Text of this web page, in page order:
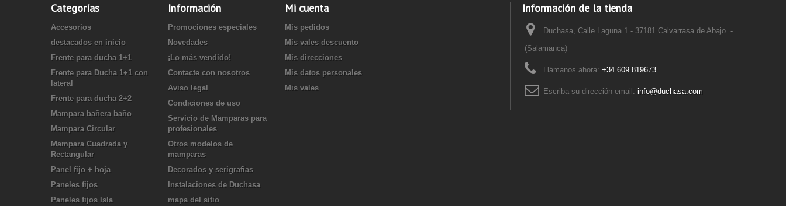
Categorías
Accesorios
destacados en inicio
Frente para ducha 1+1
Frente para Ducha 1+1 con
lateral
Frente para ducha 2+2
Mampara bañera baño
Mampara Circular
Mampara Cuadrada y
Rectangular
Panel fijo + hoja
Paneles fijos
Paneles fijos Isla
Información
Promociones especiales
Novedades
¡Lo más vendido!
Contacte con nosotros
Aviso legal
Condiciones de uso
Servicio de Mamparas para
profesionales
Otros modelos de
mamparas
Decorados y serigrafías
Instalaciones de Duchasa
mapa del sitio
Mi cuenta
Mis pedidos
Mis vales descuento
Mis direcciones
Mis datos personales
Mis vales
Información de la tienda
Duchasa, Calle Laguna 1 - 37181 Calvarrasa de Abajo. -
(Salamanca)
Llámanos ahora: +34 609 819673
Escriba su dirección email: info@duchasa.com